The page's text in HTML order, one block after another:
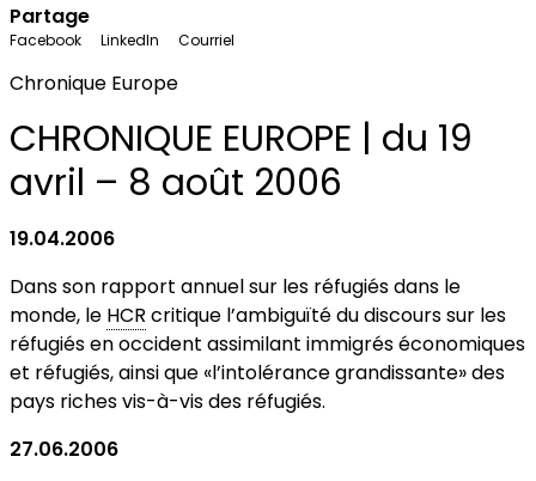
Partage
Facebook LinkedIn Courriel
Chronique Europe
CHRONIQUE EUROPE | du 19
avril – 8 août 2006
19.04.2006
Dans son rapport annuel sur les réfugiés dans le
monde, le HCR critique l’ambiguïté du discours sur les
réfugiés en occident assimilant immigrés économiques
et réfugiés, ainsi que «l’intolérance grandissante» des
pays riches vis-à-vis des réfugiés.
27.06.2006